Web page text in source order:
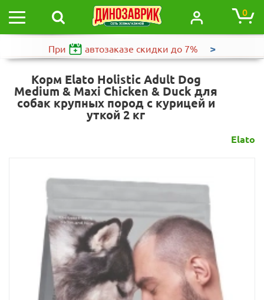
0
При автозаказе скидки до 7% >
Корм Elato Holistic Adult Dog
Medium & Maxi Chicken & Duck для
собак крупных пород с курицей и
уткой 2 кг
Elato